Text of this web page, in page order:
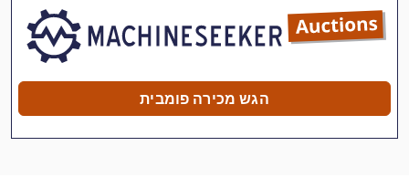
Jet Dc 900
Jet Ghb 1330
Jet Ghb 1340 A
הגש מכירה פומבית